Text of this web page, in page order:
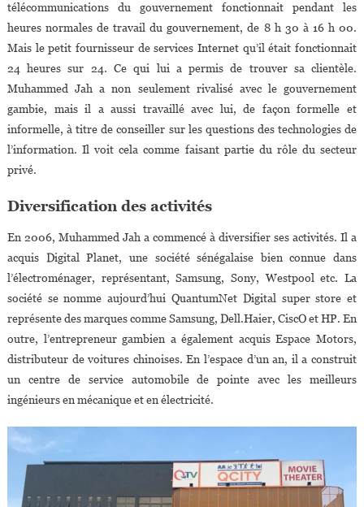
télécommunications du gouvernement fonctionnait pendant les
heures normales de travail du gouvernement, de 8 h 30 à 16 h 00.
Mais le petit fournisseur de services Internet qu’il était fonctionnait
24 heures sur 24. Ce qui lui a permis de trouver sa clientèle.
Muhammed Jah a non seulement rivalisé avec le gouvernement
gambie, mais il a aussi travaillé avec lui, de façon formelle et
informelle, à titre de conseiller sur les questions des technologies de
l’information. Il voit cela comme faisant partie du rôle du secteur
privé.
Diversification des activités
En 2006, Muhammed Jah a commencé à diversifier ses activités. Il a
acquis Digital Planet, une société sénégalaise bien connue dans
l’électroménager, représentant, Samsung, Sony, Westpool etc. La
société se nomme aujourd’hui QuantumNet Digital super store et
représente des marques comme Samsung, Dell.Haier, CiscO et HP. En
outre, l’entrepreneur gambien a également acquis Espace Motors,
distributeur de voitures chinoises. En l’espace d’un an, il a construit
un centre de service automobile de pointe avec les meilleurs
ingénieurs en mécanique et en électricité.